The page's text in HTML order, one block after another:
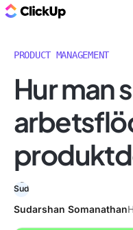
PRODUCT MANAGEMENT
Hur man
Sudarshan Somanathan